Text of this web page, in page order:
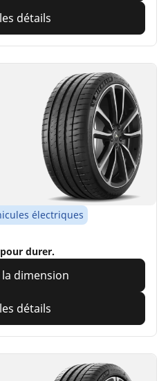
détails
électriques
durer.
dimension
détails